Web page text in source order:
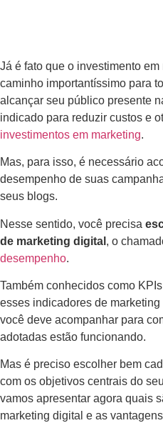
Já é fato que o investimento
caminho importantíssimo para
alcançar seu público presente
indicado para reduzir custos e
investimentos em marketing.
Mas, para isso, é necessário
desempenho de suas
seus blogs.
Nesse sentido, você precisa
de marketing digital , o
desempenho.
Também conhecidos como
esses indicadores de
você deve acompanhar para
adotadas estão funcionando.
Mas é preciso escolher bem
com os objetivos centrais do
vamos apresentar agora quais
marketing digital e as